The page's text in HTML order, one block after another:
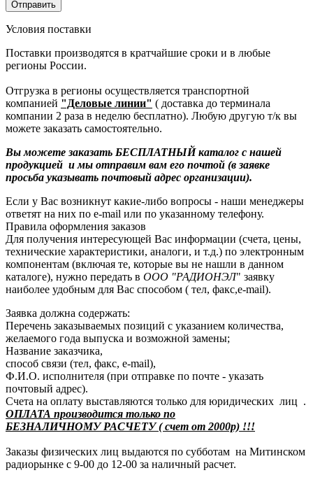
Условия поставки
Поставки производятся в кратчайшие сроки и в любые
регионы России.
Отгрузка в регионы осуществляется транспортной
компанией "Деловые линии" ( доставка до терминала
компании 2 раза в неделю бесплатно). Любую другую т/к вы
можете заказать самостоятельно.
Вы можете заказать БЕСПЛАТНЫЙ каталог с нашей
продукцией и мы отправим вам его почтой (в заявке
просьба указывать почтовый адрес организации).
Если у Вас возникнут какие-либо вопросы - наши менеджеры
ответят на них по e-mail или по указанному телефону.
Правила оформления заказов
Для получения интересующей Вас информации (счета, цены,
технические характеристики, аналоги, и т.д.) по электронным
компонентам (включая те, которые вы не нашли в данном
каталоге), нужно передать в ООО "РАДИОНЭЛ" заявку
наиболее удобным для Вас способом ( тел, факс,e-mail).
Заявка должна содержать:
Перечень заказываемых позиций с указанием количества,
желаемого года выпуска и возможной замены;
Название заказчика,
способ связи (тел, факс, e-mail),
Ф.И.О. исполнителя (при отправке по почте - указать
почтовый адрес).
Счета на оплату выставляются только для юридических лиц .
ОПЛАТА производится только по
БЕЗНАЛИЧНОМУ РАСЧЕТУ ( счет от 2000р) !!!
Заказы физических лиц выдаются по субботам на Митинском
радиорынке с 9-00 до 12-00 за наличный расчет.